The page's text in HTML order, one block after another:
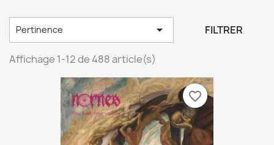
Pertinence  FILTRER
Affichage 1-12 de 488 article(s)
favorite_border